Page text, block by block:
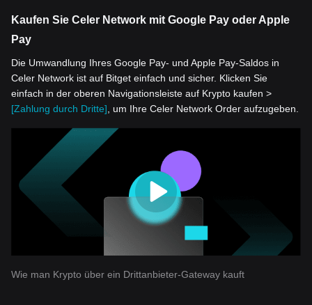
Kaufen Sie Celer Network mit Google Pay oder Apple
Pay
Die Umwandlung Ihres Google Pay- und Apple Pay-Saldos in
Celer Network ist auf Bitget einfach und sicher. Klicken Sie
einfach in der oberen Navigationsleiste auf Krypto kaufen >
[Zahlung durch Dritte], um Ihre Celer Network Order aufzugeben.
Wie man Krypto über ein Drittanbieter-Gateway kauft